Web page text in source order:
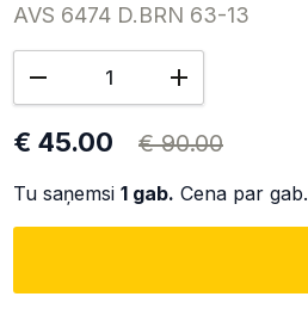
AVS 6474 D.BRN 63-13
€ 45.00 € 90.00
Tu saņemsi 1 gab. Cena par gab.